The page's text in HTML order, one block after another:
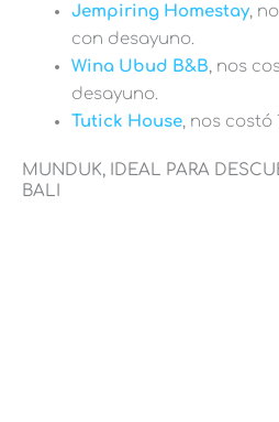
Jempiring Homestay,
con desayuno.
Wina Ubud B&B, nos
desayuno.
Tutick House, nos costó
MUNDUK, IDEAL PARA
BALI